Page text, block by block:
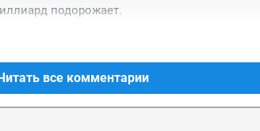
подорожает.
все комментарии